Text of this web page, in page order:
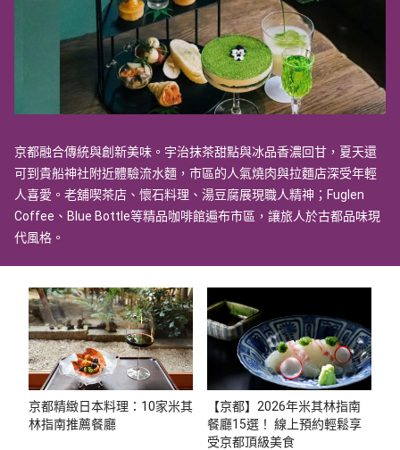
京都融合傳統與創新美味。宇治抹茶甜點與冰品香濃回甘，夏天還
可到貴船神社附近體驗流水麵，市區的人氣燒肉與拉麵店深受年輕
人喜愛。老舖喫茶店、懷石料理、湯豆腐展現職人精神；Fuglen
Coffee、Blue Bottle等精品咖啡館遍布市區，讓旅人於古都品味現
代風格。
京都精緻日本料理：10家米其
林指南推薦餐廳
【京都】2026年米其林指南
餐廳15選！ 線上預約輕鬆享
受京都頂級美食